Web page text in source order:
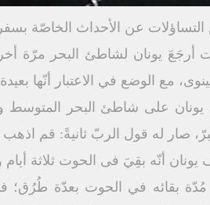
عن الأحداث الخاصّة
أرجَعَ يونان لشاطئ البحر مرّة
مع الوضع في الاعتبار أنّها
يونان على شاطئ البحر المتوسط
صار له قول الربّ ثانيةً: قم اذهب
بقائه في الحوت بعدّة طُرُق؛